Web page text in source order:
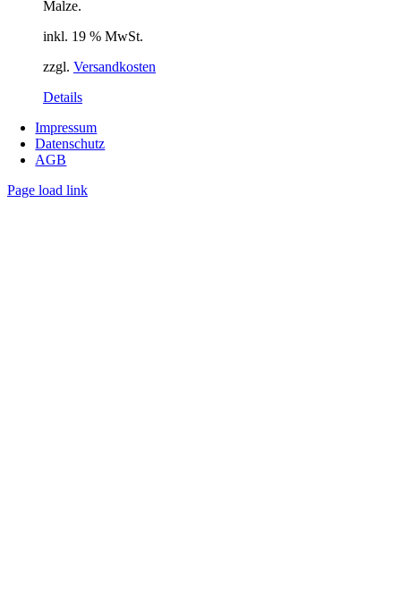
Malze.
inkl. 19 % MwSt.
zzgl. Versandkosten
Details
Impressum
Datenschutz
AGB
Page load link